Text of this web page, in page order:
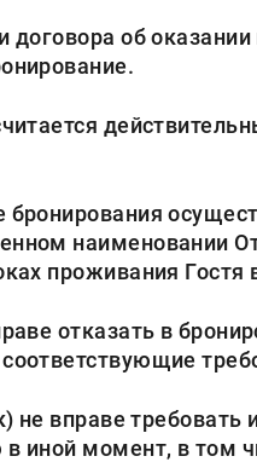
договора об
бронирования
наименовании
проживания Гостя
отказать в
не вправе
иной момент, в том